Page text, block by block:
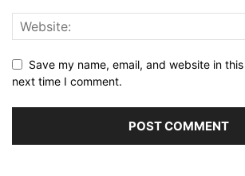
Save my name, email, and website in
next time I comment.